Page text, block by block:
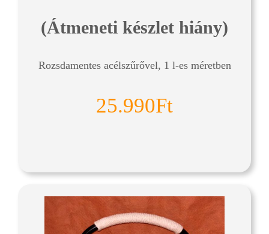
(Átmeneti készlet hiány)
Rozsdamentes acélszűrővel, 1 l-es méretben
25.990Ft